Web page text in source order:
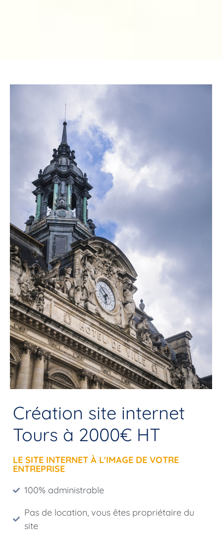
Création site internet
Tours à 2000€ HT
LE SITE INTERNET À L'IMAGE DE VOTRE
ENTREPRISE
100% administrable
Pas de location, vous êtes propriétaire du
site